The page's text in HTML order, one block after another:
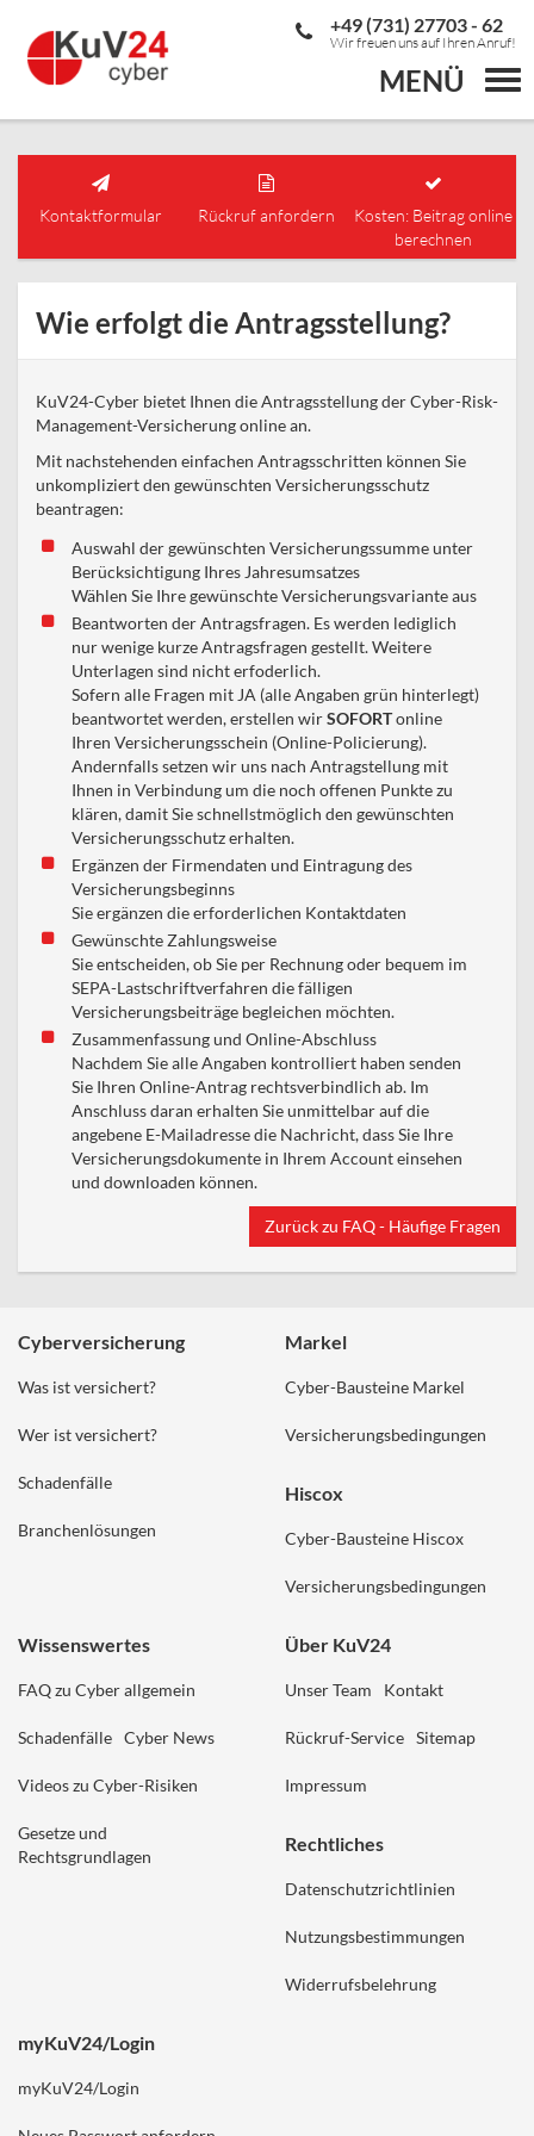
MENÜ
+49 (731) 27703 - 62
Wir freuen uns auf Ihren Anruf!
Kontaktformular Rückruf anfordern
Kosten: Beitrag online
berechnen
Wie erfolgt die Antragsstellung?
KuV24-Cyber bietet Ihnen die Antragsstellung der Cyber-Risk-
Management-Versicherung online an.
Mit nachstehenden einfachen Antragsschritten können Sie
unkompliziert den gewünschten Versicherungsschutz
beantragen:
Auswahl der gewünschten Versicherungssumme unter
Berücksichtigung Ihres Jahresumsatzes
Wählen Sie Ihre gewünschte Versicherungsvariante aus
Beantworten der Antragsfragen. Es werden lediglich
nur wenige kurze Antragsfragen gestellt. Weitere
Unterlagen sind nicht erfoderlich.
Sofern alle Fragen mit JA (alle Angaben grün hinterlegt)
beantwortet werden, erstellen wirSOFORTonline
Ihren Versicherungsschein (Online-Policierung).
Andernfalls setzen wir uns nach Antragstellung mit
Ihnen in Verbindung um die noch offenen Punkte zu
klären, damit Sie schnellstmöglich den gewünschten
Versicherungsschutz erhalten.
Ergänzen der Firmendaten und Eintragung des
Versicherungsbeginns
Sie ergänzen die erforderlichen Kontaktdaten
Gewünschte Zahlungsweise
Sie entscheiden, ob Sie per Rechnung oder bequem im
SEPA-Lastschriftverfahren die fälligen
Versicherungsbeiträge begleichen möchten.
Zusammenfassung und Online-Abschluss
Nachdem Sie alle Angaben kontrolliert haben senden
Sie Ihren Online-Antrag rechtsverbindlich ab. Im
Anschluss daran erhalten Sie unmittelbar auf die
angebene E-Mailadresse die Nachricht, dass Sie Ihre
Versicherungsdokumente in Ihrem Account einsehen
und downloaden können.
Zurück zu FAQ - Häufige Fragen
Cyberversicherung
Was ist versichert?
Wer ist versichert?
Schadenfälle
Branchenlösungen
Markel
Cyber-Bausteine Markel
Versicherungsbedingungen
Hiscox
Cyber-Bausteine Hiscox
Versicherungsbedingungen
Wissenswertes
FAQ zu Cyber allgemein
Schadenfälle Cyber News
Videos zu Cyber-Risiken
Gesetze und
Rechtsgrundlagen
Über KuV24
Unser Team Kontakt
Rückruf-Service Sitemap
Impressum
Rechtliches
Datenschutzrichtlinien
Nutzungsbestimmungen
Widerrufsbelehrung
myKuV24/Login
myKuV24/Login